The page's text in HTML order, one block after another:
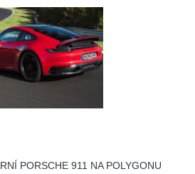
PORSCHE 911 NA POLYGONU